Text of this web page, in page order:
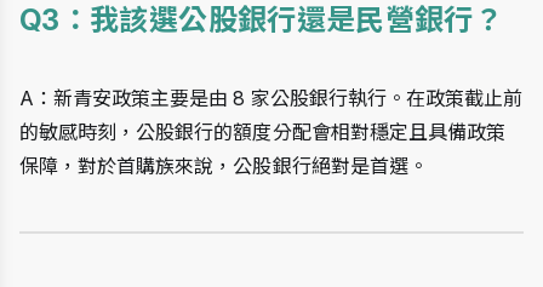
Q3：我該選公股銀行還是民營銀行？
A：新青安政策主要是由 8 家公股銀行執行。在政策截止前
的敏感時刻，公股銀行的額度分配會相對穩定且具備政策
保障，對於首購族來說，公股銀行絕對是首選。